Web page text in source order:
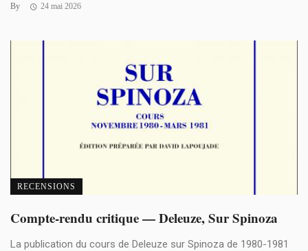
By 24 mai 2026
RECENSIONS
Compte-rendu critique — Deleuze, Sur Spinoza
La publication du cours de Deleuze sur Spinoza de 1980-1981